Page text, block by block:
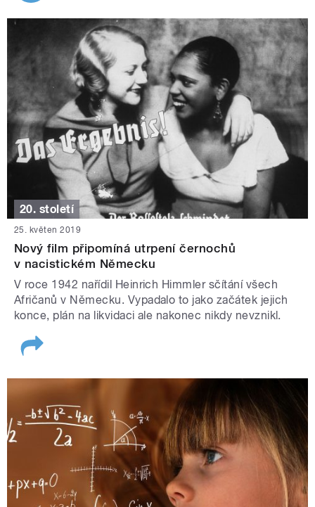
20. století
25. květen 2019
Nový film připomíná utrpení černochů
v nacistickém Německu
V roce 1942 nařídil Heinrich Himmler sčítání všech
Afričanů v Německu. Vypadalo to jako začátek jejich
konce, plán na likvidaci ale nakonec nikdy nevznikl.